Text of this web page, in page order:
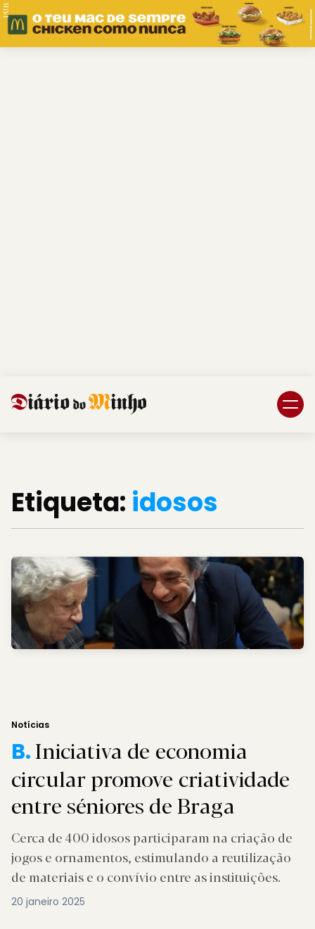
PUB.
Etiqueta: idosos
Notícias
B.Iniciativa de economia
circular promove criatividade
entre séniores de Braga
Cerca de 400 idosos participaram na criação de
jogos e ornamentos, estimulando a reutilização
de materiais e o convívio entre as instituições.
20 janeiro 2025